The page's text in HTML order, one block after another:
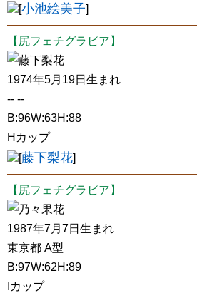
[小池絵美子]
【尻フェチグラビア】
藤下梨花
1974年5月19日生まれ
-- --
B:96W:63H:88
Hカップ
[藤下梨花]
【尻フェチグラビア】
乃々果花
1987年7月7日生まれ
東京都 A型
B:97W:62H:89
Iカップ